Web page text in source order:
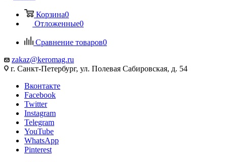
Корзина0
Отложенные0
Сравнение товаров0
zakaz@keromag.ru
г. Санкт-Петербург, ул. Полевая Сабировская, д. 54
Вконтакте
Facebook
Twitter
Instagram
Telegram
YouTube
WhatsApp
Pinterest